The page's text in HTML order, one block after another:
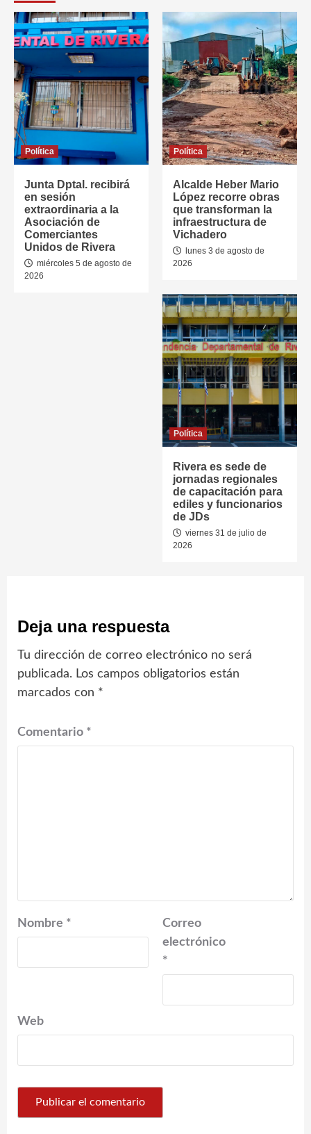
Política
Junta Dptal. recibirá
en sesión
extraordinaria a la
Asociación de
Comerciantes
Unidos de Rivera
miércoles 5 de agosto de
2026
Política
Alcalde Heber Mario
López recorre obras
que transforman la
infraestructura de
Vichadero
lunes 3 de agosto de
2026
Política
Rivera es sede de
jornadas regionales
de capacitación para
ediles y funcionarios
de JDs
viernes 31 de julio de
2026
Deja una respuesta
Tu dirección de correo electrónico no será
publicada. Los campos obligatorios están
marcados con *
Comentario *
Nombre *
Correo
electrónico
*
Web